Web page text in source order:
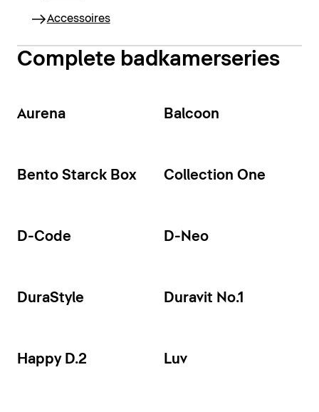
Accessoires
Complete badkamerseries
Aurena Balcoon
Bento Starck Box Collection One
D-Code D-Neo
DuraStyle Duravit No.1
Happy D.2 Luv